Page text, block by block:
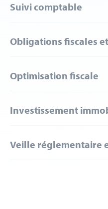
Suivi comptable
Obligations fiscales
Optimisation fiscale
Investissement
Veille réglementaire